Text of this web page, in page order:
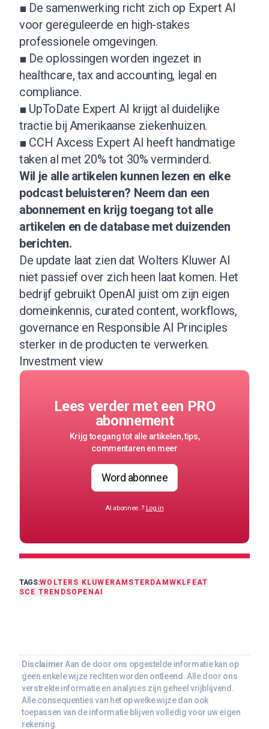
■ De samenwerking richt zich op Expert AI
voor gereguleerde en high-stakes
professionele omgevingen.
■ De oplossingen worden ingezet in
healthcare, tax and accounting, legal en
compliance.
■ UpToDate Expert AI krijgt al duidelijke
tractie bij Amerikaanse ziekenhuizen.
■ CCH Axcess Expert AI heeft handmatige
taken al met 20% tot 30% verminderd.
Wil je alle artikelen kunnen lezen en elke
podcast beluisteren? Neem dan een
abonnementen krijg toegang tot alle
artikelen en de database met duizenden
berichten.
De update laat zien dat Wolters Kluwer AI
niet passief over zich heen laat komen. Het
bedrijf gebruikt OpenAI juist om zijn eigen
domeinkennis, curated content, workflows,
governance en Responsible AI Principles
sterker in de producten te verwerken.
Investment view
Lees verder met een PRO
abonnement
Krijg toegang tot alle artikelen, tips,
commentaren en meer
Word abonnee
Al abonnee..? Log in
TAGS:WOLTERS KLUWERAMSTERDAM WKL FEAT
SCE TRENDSOPENAI
Disclaimer Aan de door ons opgestelde informatie kan op
geen enkele wijze rechten worden ontleend. Alle door ons
verstrekte informatie en analyses zijn geheel vrijblijvend.
Alle consequenties van het op welke wijze dan ook
toepassen van de informatie blijven volledig voor uw eigen
rekening.